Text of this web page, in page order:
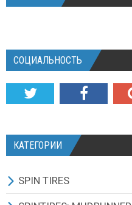
СОЦИАЛЬНОСТЬ
КАТЕГОРИИ
SPIN TIRES